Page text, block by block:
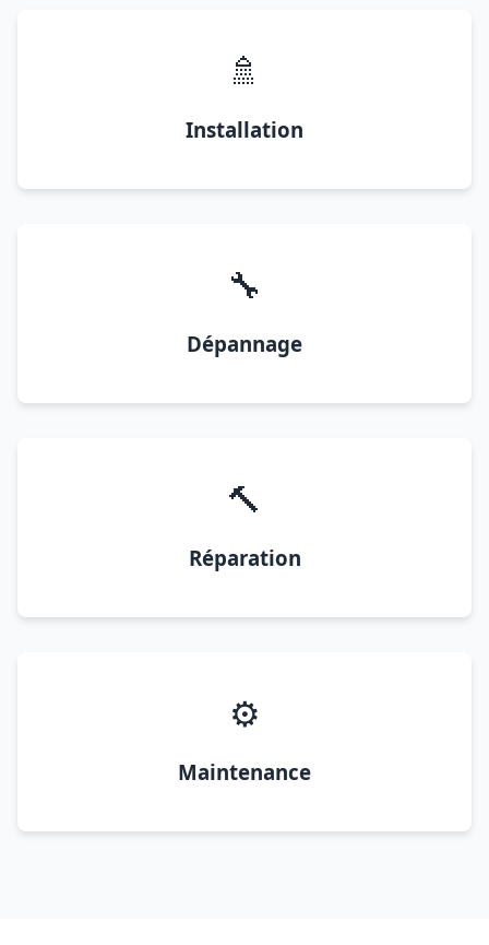
🚿
Installation
🔧
Dépannage
🔨
Réparation
⚙️
Maintenance